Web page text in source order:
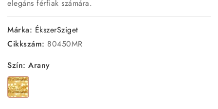
elegáns férfiak számára.
Márka: ÉkszerSziget
Cikkszám: 80450MR
Szín: Arany
Arany